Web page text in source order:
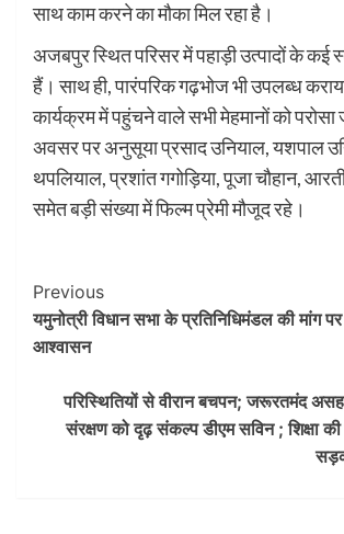
साथ काम करने का मौका मिल रहा है।
अजबपुर स्थित परिसर में पहाड़ी उत्पादों के कई
हैं। साथ ही, पारंपरिक गढ़भोज भी उपलब्ध
कार्यक्रम में पहुंचने वाले सभी मेहमानों को
अवसर पर अनुसूया प्रसाद उनियाल, यशपाल
थपलियाल, प्रशांत गगोड़िया, पूजा चौहान,
समेत बड़ी संख्या में फिल्म प्रेमी मौजूद रहे।
Post
Navigation
Previous
यमुनोत्री विधान सभा के प्रतिनिधिमंडल की मांग
आश्वासन
परिस्थितियों से वीरान बचपन; जरूरतमंद
संरक्षण को दृढ़ संकल्प डीएम सविन ; शिक्षा